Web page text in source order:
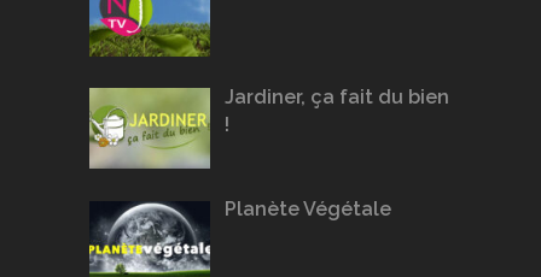
Jardiner, ça fait du bien
!
Planète Végétale